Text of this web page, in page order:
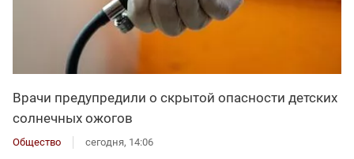
Врачи предупредили о скрытой опасности детских
солнечных ожогов
Общество сегодня, 14:06